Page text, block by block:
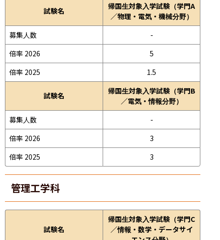
試験名
帰国生対象入学試験（学門A
／物理・電気・機械分野）
募集人数
-
倍率 2026
5
倍率 2025
1.5
試験名
帰国生対象入学試験（学門B
／電気・情報分野）
募集人数
-
倍率 2026
3
倍率 2025
3
管理工学科
試験名
帰国生対象入学試験（学門C
／情報・数学・データサイ